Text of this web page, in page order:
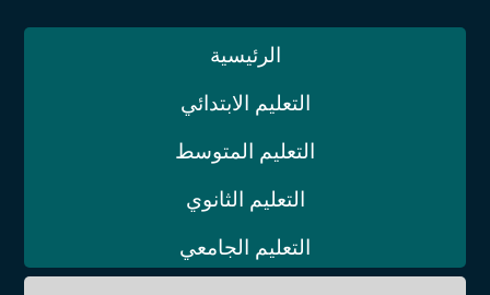
الرئيسية
التعليم الابتدائي
التعليم المتوسط
التعليم الثانوي
التعليم الجامعي